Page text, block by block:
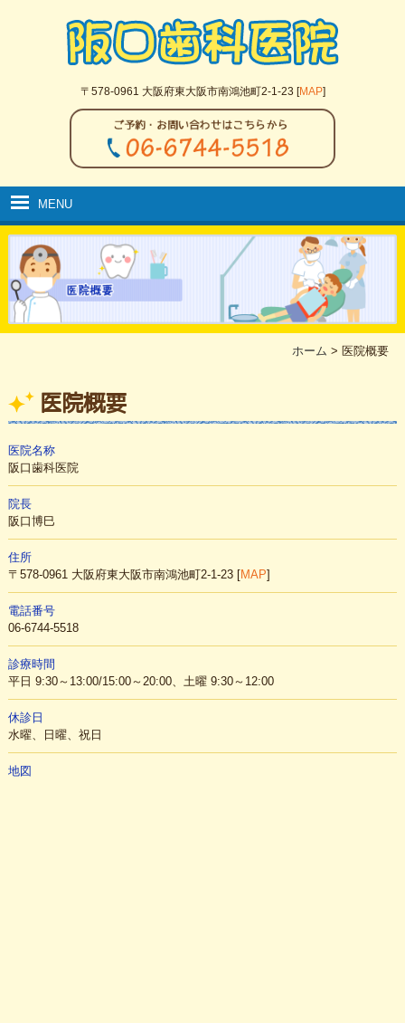
〒578-0961 大阪府東大阪市南鴻池町2-1-23 [MAP]
MENU
ホーム
初めての方へ
クリニック案内
スタッフ紹介
医院概要
ホーム > 医院概要
医院概要
医院名称
阪口歯科医院
院長
阪口博巳
住所
〒578-0961 大阪府東大阪市南鴻池町2-1-23 [MAP]
電話番号
06-6744-5518
診療時間
平日 9:30～13:00/15:00～20:00、土曜 9:30～12:00
休診日
水曜、日曜、祝日
地図